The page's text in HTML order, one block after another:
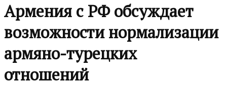
Армения с РФ обсуждает
возможности нормализации
армяно-турецких
отношений